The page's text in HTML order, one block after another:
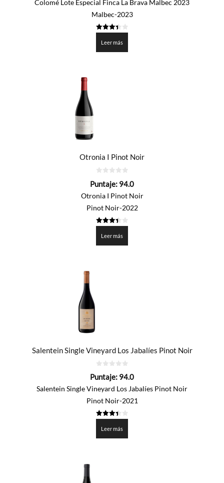
Colomé Lote Especial Finca La Brava Malbec 2023
Malbec-2023
de 5
Leer más
Otronia I Pinot Noir
de
Puntaje: 94.0
Otronia I Pinot Noir
Pinot Noir-2022
de 5
Leer más
Salentein Single Vineyard Los Jabalíes Pinot Noir
de
Puntaje: 94.0
Salentein Single Vineyard Los Jabalíes Pinot Noir
Pinot Noir-2021
de 5
Leer más